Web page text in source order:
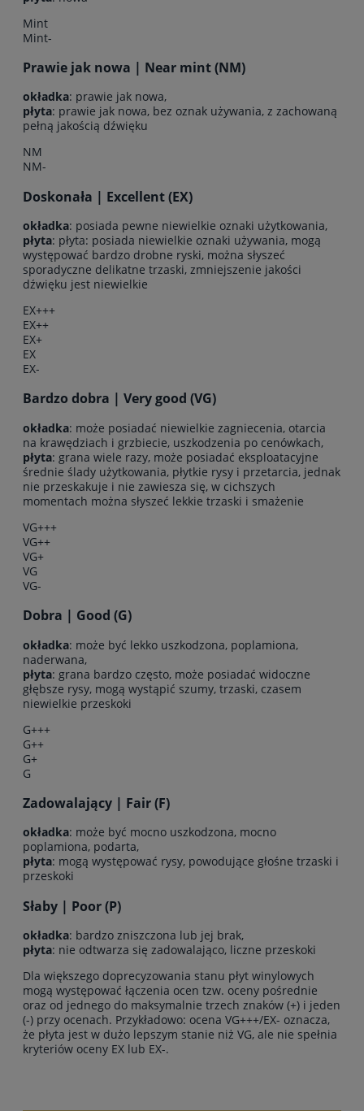
Mint
Mint-
Prawie jak nowa | Near mint (NM)
okładka: prawie jak nowa,
płyta: prawie jak nowa, bez oznak używania, z zachowaną
pełną jakością dźwięku
NM
NM-
Doskonała | Excellent (EX)
okładka: posiada pewne niewielkie oznaki użytkowania,
płyta: płyta: posiada niewielkie oznaki używania, mogą
występować bardzo drobne ryski, można słyszeć
sporadyczne delikatne trzaski, zmniejszenie jakości
dźwięku jest niewielkie
EX+++
EX++
EX+
EX
EX-
Bardzo dobra | Very good (VG)
okładka: może posiadać niewielkie zagniecenia, otarcia
na krawędziach i grzbiecie, uszkodzenia po cenówkach,
płyta: grana wiele razy, może posiadać eksploatacyjne
średnie ślady użytkowania, płytkie rysy i przetarcia, jednak
nie przeskakuje i nie zawiesza się, w cichszych
momentach można słyszeć lekkie trzaski i smażenie
VG+++
VG++
VG+
VG
VG-
Dobra | Good (G)
okładka: może być lekko uszkodzona, poplamiona,
naderwana,
płyta: grana bardzo często, może posiadać widoczne
głębsze rysy, mogą wystąpić szumy, trzaski, czasem
niewielkie przeskoki
G+++
G++
G+
G
Zadowalający | Fair (F)
okładka: może być mocno uszkodzona, mocno
poplamiona, podarta,
płyta: mogą występować rysy, powodujące głośne trzaski i
przeskoki
Słaby | Poor (P)
okładka: bardzo zniszczona lub jej brak,
płyta: nie odtwarza się zadowalająco, liczne przeskoki
Dla większego doprecyzowania stanu płyt winylowych
mogą występować łączenia ocen tzw. oceny pośrednie
oraz od jednego do maksymalnie trzech znaków (+) i jeden
(-) przy ocenach. Przykładowo: ocena VG+++/EX- oznacza,
że płyta jest w dużo lepszym stanie niż VG, ale nie spełnia
kryteriów oceny EX lub EX-.